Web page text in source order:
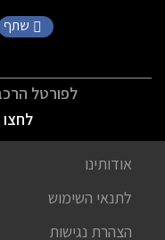
שתף
לפורטל
לחצו
אודותינו
לתנאי השימוש
הצהרת נגישות